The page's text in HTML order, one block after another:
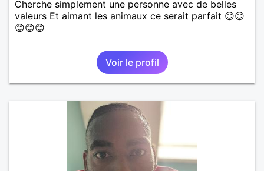
Cherche simplement une personne avec de belles
valeurs Et aimant les animaux ce serait parfait 😊😊
😊😊😊
Voir le profil